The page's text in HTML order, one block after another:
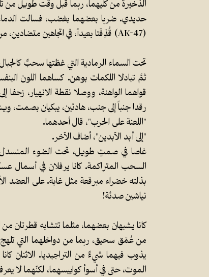
الذخيرة من كليهما، ربما قبل وقت طويل من
حديدي. ضربا بعضهما بغضب، فسالت الدماء
(AK-47) قُذِفَتا بعيداً، في اتجاهين متضادين، من قوة ارتطامهما ببعضهما.
تحت السماء الرمادية التي غطّتها سحبٌ
ثمَّ تبادلا اللكمات بوهن. كساهما اللون
قواهما الواهنة، ووصلا نقطة الانهيار، زحفا
رقدا جنباً إلى جنب، هادئين، يبكيان بصمت،
"اللعنة على الحرب"، قال أحدهما.
"إلى أبد الآبدين"، أضاف الآخر.
غاصا في صمتٍ طويل، تحت الضوء المنسدل
السحب المتراكمة. كانا يرفلان في أسمال
بذلته خضراء مبرقعة مثل غابة. على العضد
نياشين صدئة!
كانا يشبهان بعضهما، مثلما تتشابه قطرتان
من عُمْق سحيق، ربما من دواخلهما التي تلهج
يذوب فيهما شيءٌ من التراجيديا. الاثنان
الموت، حتى في أسوأ كوابيسهما، لكنّهما لا